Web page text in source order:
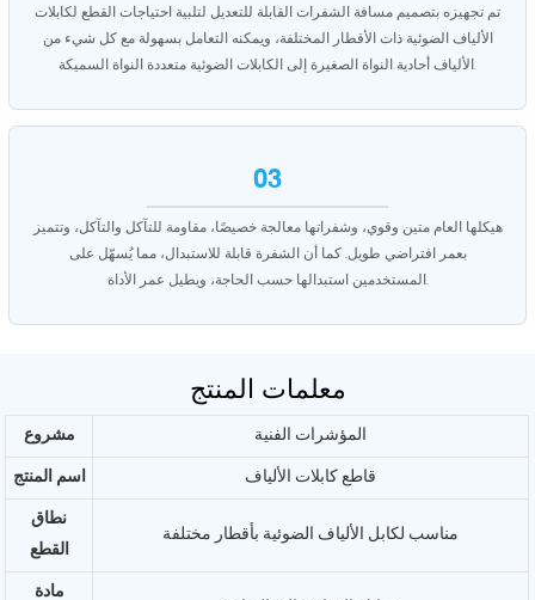
تم تجهيزه بتصميم مسافة الشفرات القابلة للتعديل لتلبية احتياجات القطع لكابلات
الألياف الضوئية ذات الأقطار المختلفة، ويمكنه التعامل بسهولة مع كل شيء من
الألياف أحادية النواة الصغيرة إلى الكابلات الضوئية متعددة النواة السميكة.
03
هيكلها العام متين وقوي، وشفراتها معالجة خصيصًا، مقاومة للتآكل والتآكل، وتتميز
بعمر افتراضي طويل. كما أن الشفرة قابلة للاستبدال، مما يُسهّل على
المستخدمين استبدالها حسب الحاجة، ويطيل عمر الأداة.
معلمات المنتج
مشروع
المؤشرات الفنية
اسم المنتج
قاطع كابلات الألياف
نطاق
القطع
مناسب لكابل الألياف الضوئية بأقطار مختلفة
مادة